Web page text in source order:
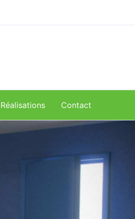
Réalisations Contact